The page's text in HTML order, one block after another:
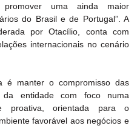
uma ainda maior
do Brasil e de Portugal”. A
por Otacílio, conta com
internacionais no cenário
é manter o compromisso das
entidade com foco numa
proativa, orientada para o
favorável aos negócios e